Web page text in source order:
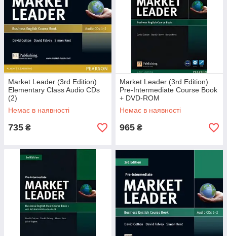
Market Leader (3rd Edition)
Elementary Class Audio CDs
(2)
Немає в наявності
735 ₴
Market Leader (3rd Edition)
Pre-Intermediate Course Book
+ DVD-ROM
Немає в наявності
965 ₴